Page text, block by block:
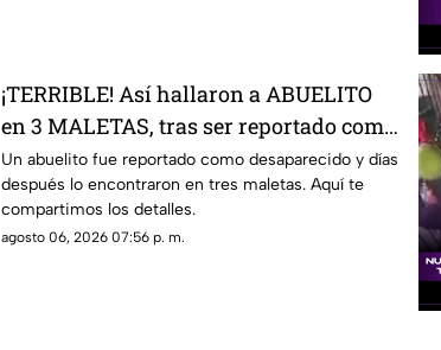
¡TERRIBLE! Así hallaron a ABUELITO
en 3 MALETAS, tras ser reportado como
DESAPARECIDO
Un abuelito fue reportado como desaparecido y días
después lo encontraron en tres maletas. Aquí te
compartimos los detalles.
agosto 06, 2026 07:56 p. m.